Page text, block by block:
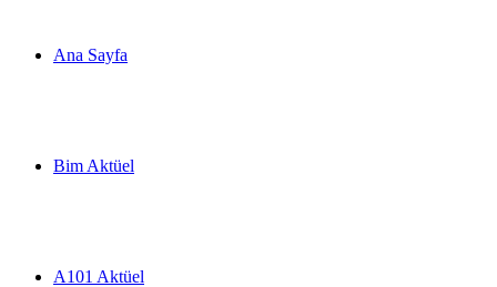
Ana Sayfa
Bim Aktüel
A101 Aktüel